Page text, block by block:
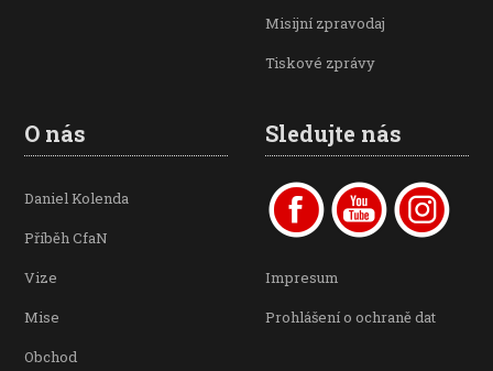
Misijní zpravodaj
Tiskové zprávy
O nás
Daniel Kolenda
Příběh CfaN
Vize
Mise
Obchod
Sledujte nás
Impresum
Prohlášení o ochraně dat